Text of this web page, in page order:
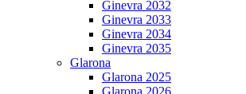
Ginevra 2032
Ginevra 2033
Ginevra 2034
Ginevra 2035
Glarona
Glarona 2025
Glarona 2026